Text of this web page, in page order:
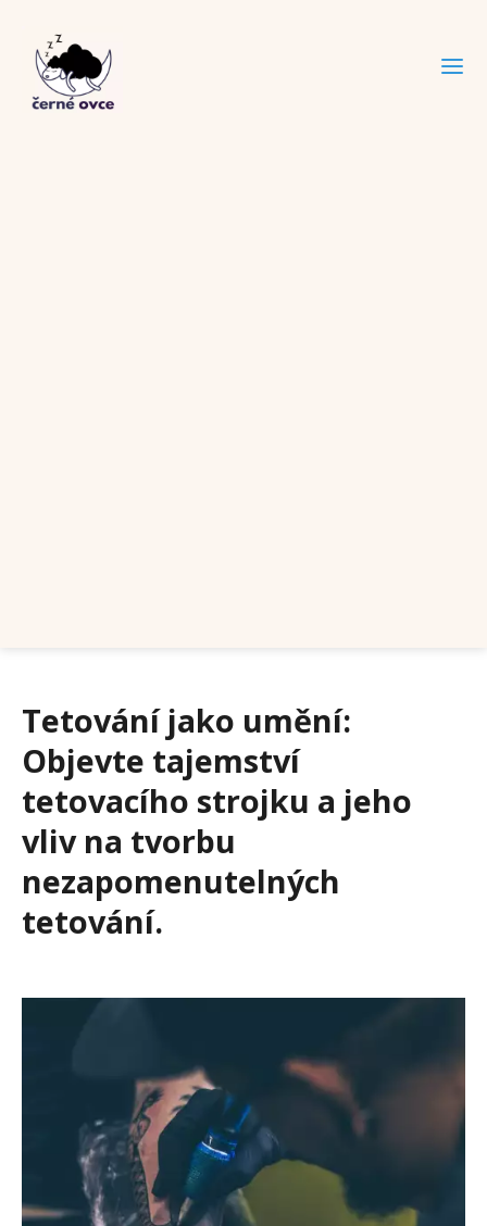
Tetování jako umění:
Objevte tajemství
tetovacího strojku a jeho
vliv na tvorbu
nezapomenutelných
tetování.